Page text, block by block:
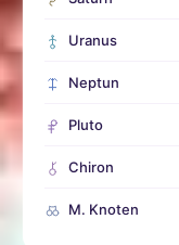
Uranus
Neptun
Pluto
Chiron
M. Knoten